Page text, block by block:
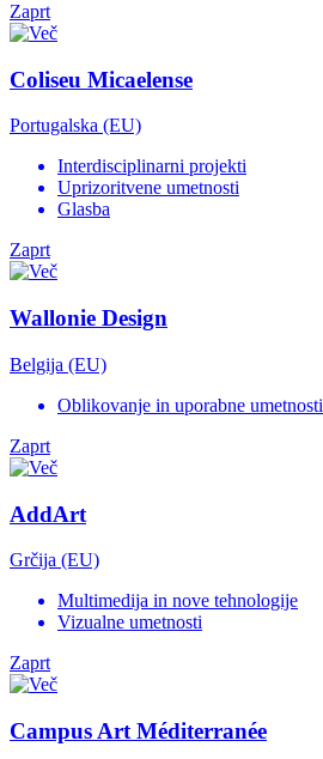
Zaprt
Coliseu Micaelense
Portugalska (EU)
Interdisciplinarni projekti
Uprizoritvene umetnosti
Glasba
Zaprt
Wallonie Design
Belgija (EU)
Oblikovanje in uporabne umetnosti
Zaprt
AddArt
Grčija (EU)
Multimedija in nove tehnologije
Vizualne umetnosti
Zaprt
Campus Art Méditerranée